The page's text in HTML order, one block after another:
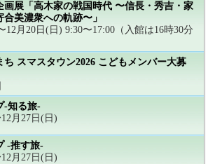
画展「高木家の戦国時代 〜信長・秀吉・家
美濃衆への軌跡〜」
12月20日(日) 9:30〜17:00（入館は16時30分
ち スマスタウン2026 こどもメンバー大募
-知る旅-
月27日(日)
-推す旅-
月27日(日)